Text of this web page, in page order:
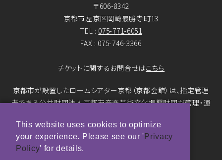
〒606-8342
京都市左京区岡崎最勝寺町13
TEL : 075-771-6051
FAX : 075-746-3366
チケットに関するお問合せはこちら
京都市が設置したロームシアター京都（京都会館）は、指定管理
者である公益財団法人京都市音楽芸術文化振興財団が管理・運
© ROHM Theatre Kyoto. All rights reserved.
トップページメインバナー 撮影：市川靖史
This website uses cookies to optimize
your experience. Please see our ' Privacy
Policy' for details.